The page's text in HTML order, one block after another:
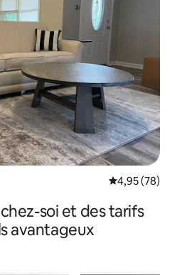
Évaluation
4,95 (78)
soi et des tarifs
avantageux